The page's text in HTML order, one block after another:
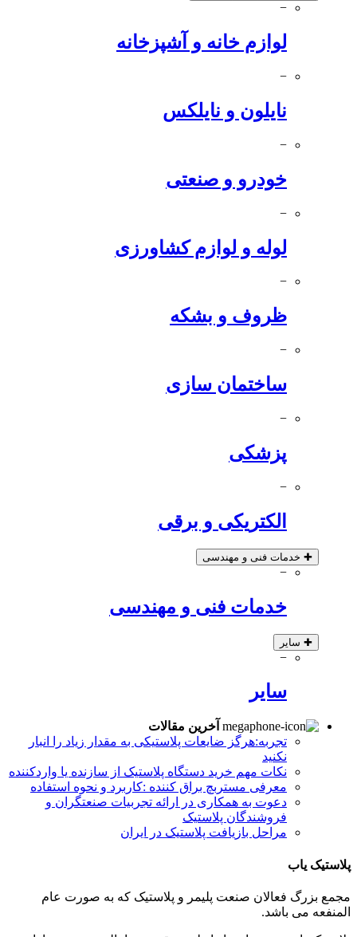
−
لوازم خانه و آشپزخانه
−
نایلون و نایلکس
−
خودرو و صنعتی
−
لوله و لوازم کشاورزی
−
ظروف و بشکه
−
ساختمان سازی
−
پزشکی
−
الکتریکی و برقی
✚ خدمات فنی و مهندسی
−
خدمات فنی و مهندسی
✚ سایر
−
سایر
آخرین مقالات
تجربه:هرگز ضایعات پلاستیکی به مقدار زیاد را انبار
نکنید
نکات مهم خرید دستگاه پلاستیک از سازنده یا واردکننده
معرفی مستربچ براق کننده :کاربرد و نحوه استفاده
دعوت به همکاری در ارائه تجربیات صنعتگران و
فروشندگان پلاستیک
مراحل بازیافت پلاستیک در ایران
پلاستیک یاب
مجمع بزرگ فعالان صنعت پلیمر و پلاستیک که به صورت عام
المنفعه می باشد.